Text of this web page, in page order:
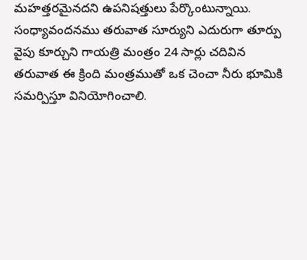
మహత్తరమైనదని ఉపనిషత్తులు పేర్కొంటున్నాయి.
సంధ్యావందనము తరువాత సూర్యుని ఎదురుగా తూర్పు
వైపు కూర్చుని గాయత్రి మంత్రం 24 సార్లు చదివిన
తరువాత ఈ క్రింది మంత్రముతో ఒక చెంచా నీరు భూమికి
సమర్పిస్తూ వినియోగించాలి.